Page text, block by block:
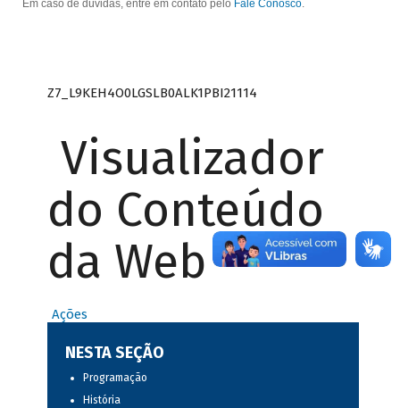
Em caso de dúvidas, entre em contato pelo Fale Conosco.
Z7_L9KEH4O0LGSLB0ALK1PBI21114
Visualizador
do Conteúdo
da Web
Ações
NESTA SEÇÃO
Programação
História